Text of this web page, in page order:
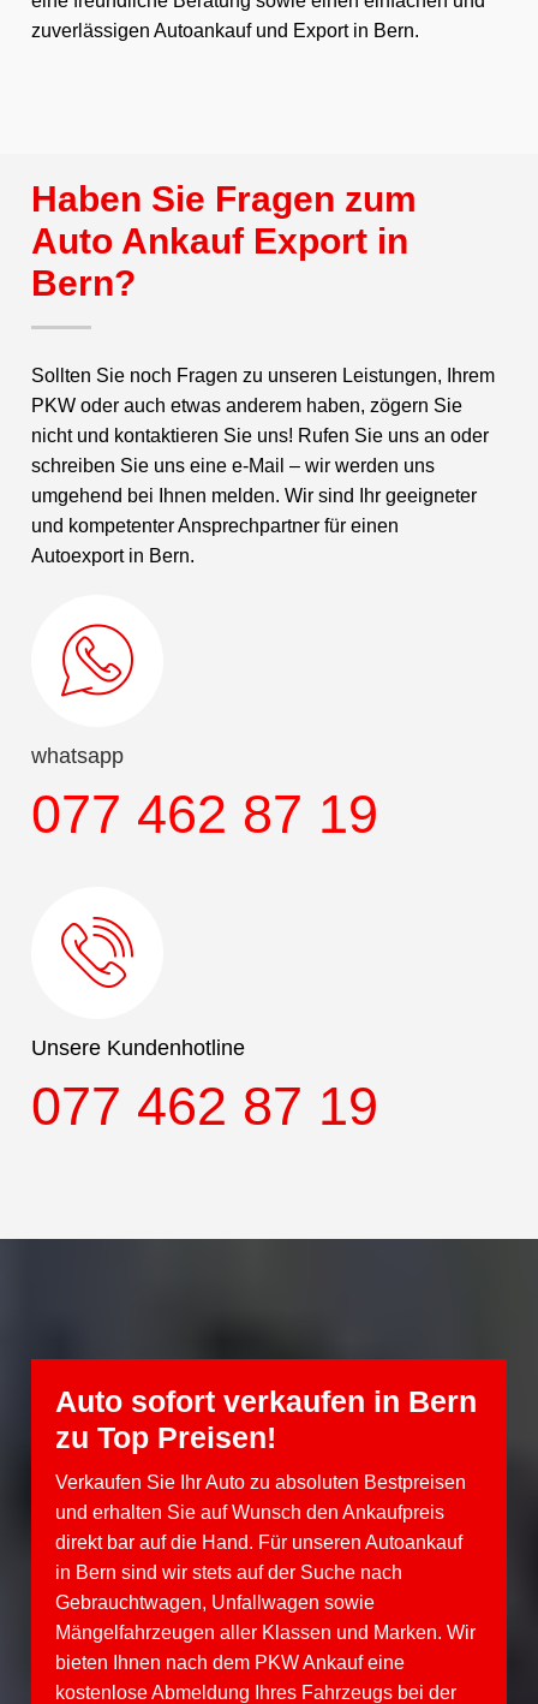
zuverlässigen Autoankauf und Export in Bern.
Haben Sie Fragen zum
Auto Ankauf Export in
Bern?
Sollten Sie noch Fragen zu unseren Leistungen, Ihrem
PKW oder auch etwas anderem haben, zögern Sie
nicht und kontaktieren Sie uns! Rufen Sie uns an oder
schreiben Sie uns eine e-Mail – wir werden uns
umgehend bei Ihnen melden. Wir sind Ihr geeigneter
und kompetenter Ansprechpartner für einen
Autoexport in Bern.
whatsapp
077 462 87 19
Unsere Kundenhotline
077 462 87 19
Auto sofort verkaufen in Bern
zu Top Preisen!
Verkaufen Sie Ihr Auto zu absoluten Bestpreisen
und erhalten Sie auf Wunsch den Ankaufpreis
direkt bar auf die Hand. Für unseren Autoankauf
in Bern sind wir stets auf der Suche nach
Gebrauchtwagen, Unfallwagen sowie
Mängelfahrzeugen aller Klassen und Marken. Wir
bieten Ihnen nach dem PKW Ankauf eine
kostenlose Abmeldung Ihres Fahrzeugs bei der